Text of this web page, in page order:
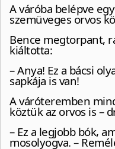
A váróba belépve
szemüveges orvos
Bence megtorpant,
kiáltotta:
– Anya! Ez a bácsi
sapkája is van!
A váróteremben
köztük az orvos is –
– Ez a legjobb bók,
mosolyogva. –